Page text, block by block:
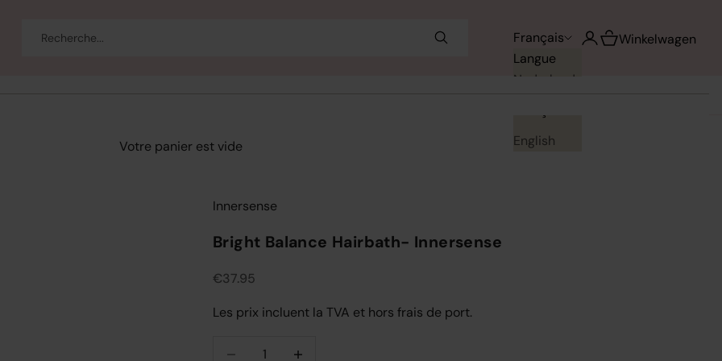
Français
Langue
Nederlands
English
Ouvrir le compte
Voir le panier
Winkelwagen
Votre panier est vide
Innersense
Bright Balance Hairbath- Innersense
Prix de vente
€37.95
Les prix incluent la TVA et hors frais de port.
Diminuer la quantité